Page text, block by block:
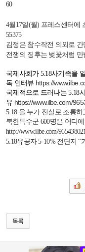
60
4월 17일(월) 프레스센터에
55375
김정은 참수작전 의외로 간
전쟁의 징후는 벚꽃처럼 만
국제사회가5.18사기족을
독 인터뷰 https://
국제적으로 드러나는 5.18
유 https://www.ilbe.com/
5.18 을 누가 진실로 조롱하
북한특수군 600명은 어디
http://www.ilbe.com/
5.18유공자5-10% 전단지 “
목록